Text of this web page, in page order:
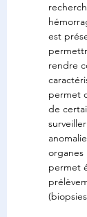
est
rendre
permet
de
organes
permet